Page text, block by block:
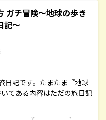
ガチ冒険～地球の歩き
記～
日記です。たまたま『地球
てある内容はただの旅日記